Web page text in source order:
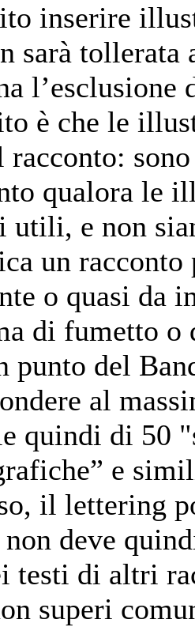
inserire
sarà
l’esclusione
è che le
racconto:
qualora le
e non
un racconto
o quasi da
di fumetto o
punto del
al
quindi di 50
e
il lettering
deve
testi di altri
superi